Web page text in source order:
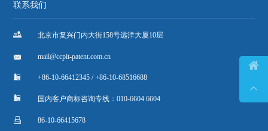
联系我们
 北京市复兴门内大街158号远洋大厦10层
 mail@ccpit-patent.com.cn
 +86-10-66412345 / +86-10-68516688
 国内客户商标咨询专线：010-6604 6604
 86-10-66415678

